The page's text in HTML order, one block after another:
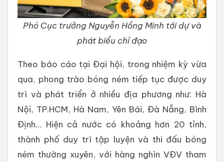
Phó Cục trưởng Nguyễn Hồng Minh tới dự và
phát biểu chỉ đạo
Theo báo cáo tại Đại hội, trong nhiệm kỳ vừa
qua, phong trào bóng ném tiếp tục được duy
trì và phát triển ở nhiều địa phương như: Hà
Nội, TP.HCM, Hà Nam, Yên Bái, Đà Nẵng, Bình
Định… Hiện cả nước có khoảng hơn 20 tỉnh,
thành phố duy trì tập luyện và thi đấu bóng
ném thường xuyên, với hàng nghìn VĐV tham